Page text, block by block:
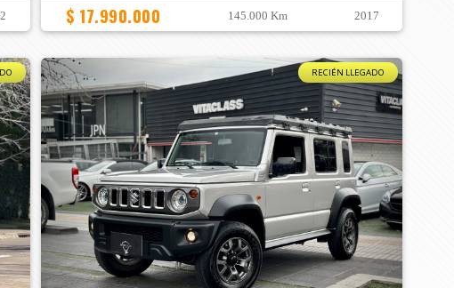
$ 17.990.000 145.000 Km 2017
RECIÉN LLEGADO